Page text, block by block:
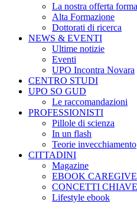
La nostra offerta
Alta Formazione
Dottorati di ricerca
NEWS & EVENTI
Ultime notizie
Eventi
UPO Incontra Novara
CENTRO STUDI
UPO SO GUD
Le raccomandazioni
PROFESSIONISTI
Pillole di scienza
In un flash
Teorie invecchiamento
CITTADINI
Magazine
EBOOK
CONCETTI CHIAVE
Lifestyle ebook